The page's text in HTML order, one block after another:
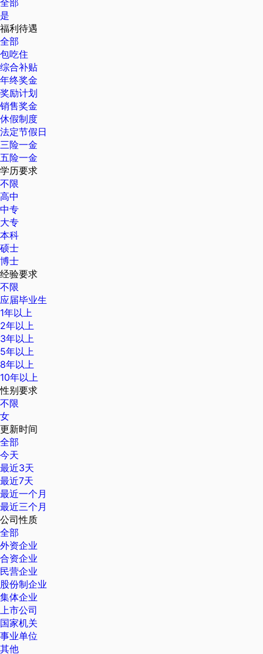
是
福利待遇
全部
包吃住
综合补贴
年终奖金
奖励计划
销售奖金
休假制度
法定节假日
三险一金
五险一金
学历要求
不限
高中
中专
大专
本科
硕士
博士
经验要求
不限
应届毕业生
1年以上
2年以上
3年以上
5年以上
8年以上
10年以上
性别要求
不限
女
更新时间
全部
今天
最近3天
最近7天
最近一个月
最近三个月
公司性质
全部
外资企业
合资企业
民营企业
股份制企业
集体企业
上市公司
国家机关
事业单位
其他